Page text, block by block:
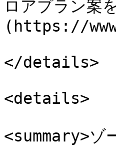
ロアプラン案
(https://
</details>
<details>
<summary>ゾ